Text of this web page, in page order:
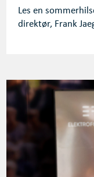
Les en
direktør, Frank